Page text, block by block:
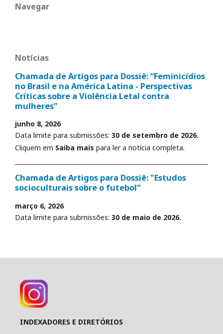
Navegar
Notícias
Chamada de Artigos para Dossiê: “Feminicídios
no Brasil e na América Latina - Perspectivas
Críticas sobre a Violência Letal contra
mulheres”
junho 8, 2026
Data limite para submissões: 30 de setembro de 2026.
Cliquem em Saiba mais para ler a notícia completa.
Chamada de Artigos para Dossiê: "Estudos
socioculturais sobre o futebol"
março 6, 2026
Data limite para submissões: 30 de maio de 2026.
INDEXADORES E DIRETÓRIOS